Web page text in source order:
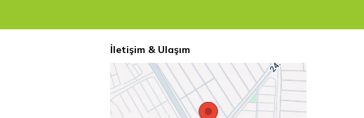
İletişim & Ulaşım